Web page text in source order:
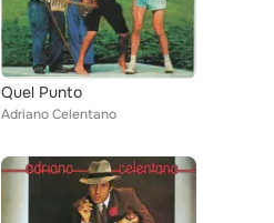
Quel Punto
Adriano Celentano